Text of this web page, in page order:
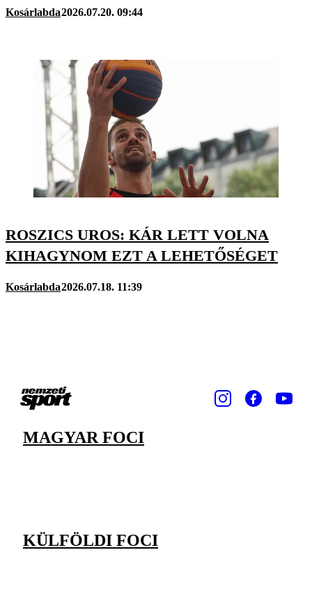
Kosárlabda2026.07.20. 09:44
ROSZICS UROS: KÁR LETT VOLNA
KIHAGYNOM EZT A LEHETŐSÉGET
Kosárlabda2026.07.18. 11:39
MAGYAR FOCI
KÜLFÖLDI FOCI